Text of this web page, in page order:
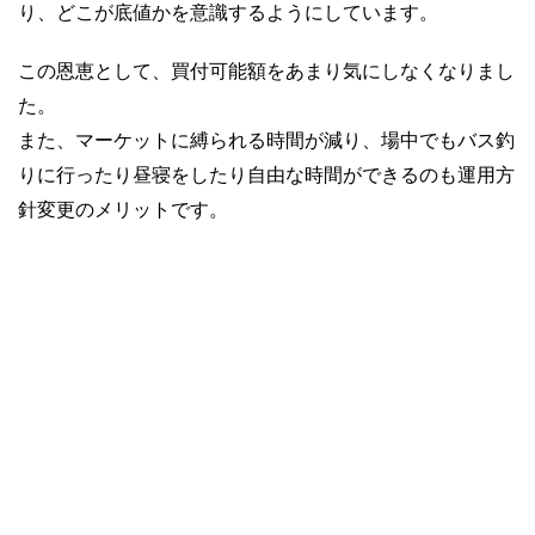
り、どこが底値かを意識するようにしています。
この恩恵として、買付可能額をあまり気にしなくなりまし
た。
また、マーケットに縛られる時間が減り、場中でもバス釣
りに行ったり昼寝をしたり自由な時間ができるのも運用方
針変更のメリットです。